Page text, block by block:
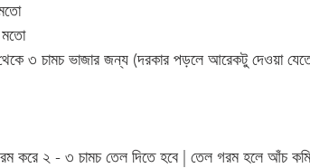
মতো
৩ চামচ ভাজার জন্য (দরকার পড়লে আরেকটু দেওয়া
করে ২ - ৩ চামচ তেল দিতে হবে | তেল গরম হলে আঁচ